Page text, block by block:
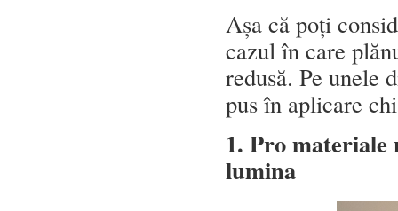
Așa că poți
cazul în care
redusă. Pe unele
pus în aplicare
1. Pro
lumina